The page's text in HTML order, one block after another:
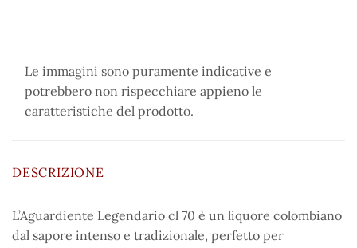
Le immagini sono puramente indicative e
potrebbero non rispecchiare appieno le
caratteristiche del prodotto.
DESCRIZIONE
L’Aguardiente Legendario cl 70 è un liquore colombiano
dal sapore intenso e tradizionale, perfetto per